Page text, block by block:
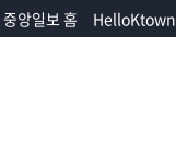
중앙일보 홈 HelloKtown